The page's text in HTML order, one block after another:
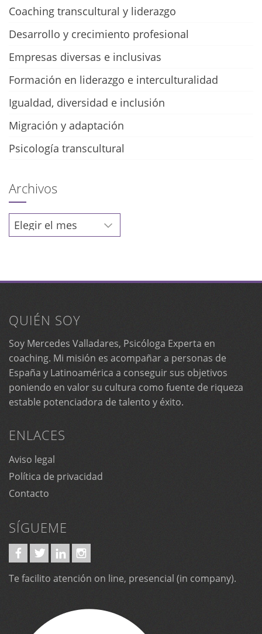
Coaching transcultural y liderazgo
Desarrollo y crecimiento profesional
Empresas diversas e inclusivas
Formación en liderazgo e interculturalidad
Igualdad, diversidad e inclusión
Migración y adaptación
Psicología transcultural
Archivos
Archivos
QUIÉN SOY
Soy Mercedes Valladares, Psicóloga Experta en
coaching. Mi misión es acompañar a personas de
España y Latinoamérica a conseguir sus objetivos
poniendo en valor su cultura como fuente de riqueza
estable potenciadora de talento y éxito.
ENLACES
Aviso legal
Política de privacidad
Contacto
SÍGUEME
Te facilito atención on line, presencial (in company).